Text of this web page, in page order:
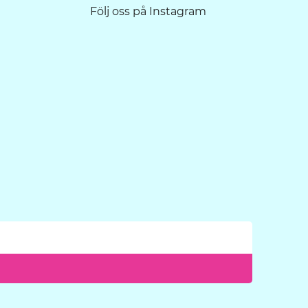
Följ oss på Instagram